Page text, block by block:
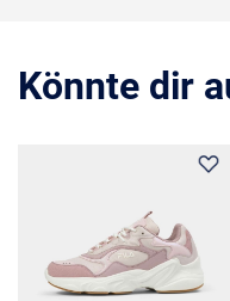
Könnte dir